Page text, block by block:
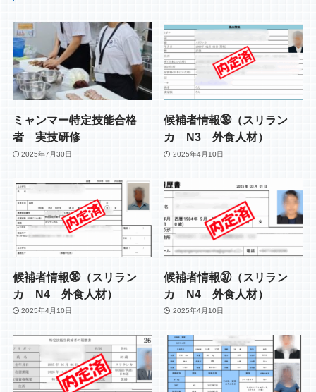
ミャンマー特定技能合格
者 実技研修
2025年7月30日
候補者情報㊴（スリラン
カ N3 外食人材）
2025年4月10日
候補者情報㊳（スリラン
カ N4 外食人材）
2025年4月10日
候補者情報㊲（スリラン
カ N4 外食人材）
2025年4月10日